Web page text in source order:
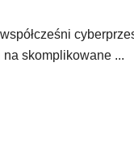
na skomplikowane ...